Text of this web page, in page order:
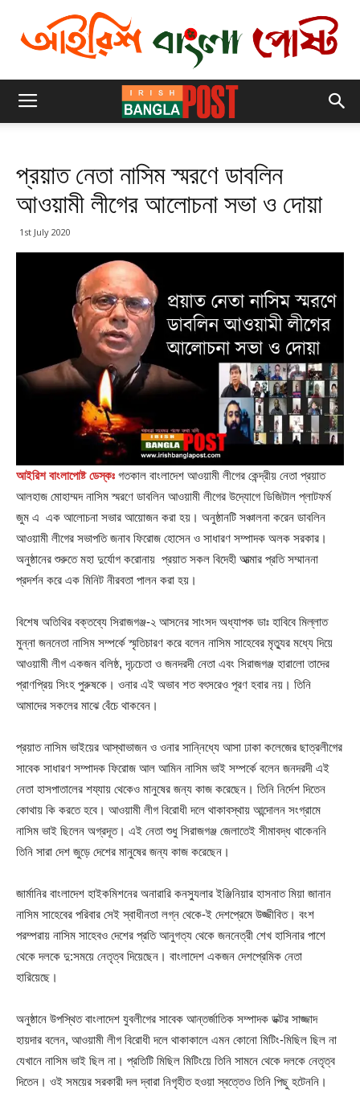
প্রয়াত নেতা নাসিম স্মরণে ডাবলিন
আওয়ামী লীগের আলোচনা সভা ও দোয়া
1st July 2020
আইরিশ বাংলাপোষ্ট ডেস্কঃ গতকাল বাংলাদেশ আওয়ামী লীগের কেন্দ্রীয় নেতা প্রয়াত
আলহাজ মোহাম্মদ নাসিম স্মরণে ডাবলিন আওয়ামী লীগের উদ্যোগে ডিজিটাল প্লাটফর্ম
জুম এ এক আলোচনা সভার আয়োজন করা হয়। অনুষ্ঠানটি সঞ্চালনা করেন ডাবলিন
আওয়ামী লীগের সভাপতি জনাব ফিরোজ হোসেন ও সাধারণ সম্পাদক অলক সরকার।
অনুষ্ঠানের শুরুতে মহা দুর্যোগ করোনায় প্রয়াত সকল বিদেহী আত্মার প্রতি সম্মাননা
প্রদর্শন করে এক মিনিট নীরবতা পালন করা হয়।
বিশেষ অতিথির বক্তব্যে সিরাজগঞ্জ-২ আসনের সাংসদ অধ্যাপক ডাঃ হাবিবে মিল্লাত
মুন্না জননেতা নাসিম সম্পর্কে স্মৃতিচারণ করে বলেন নাসিম সাহেবের মৃত্যুর মধ্যে দিয়ে
আওয়ামী লীগ একজন বলিষ্ঠ, দৃঢ়চেতা ও জনদরদী নেতা এবং সিরাজগঞ্জ হারালো তাদের
প্রাণপ্রিয় সিংহ পুরুষকে। ওনার এই অভাব শত বৎসরেও পূরণ হবার নয়। তিনি
আমাদের সকলের মাঝে বেঁচে থাকবেন।
প্রয়াত নাসিম ভাইয়ের আস্থাভাজন ও ওনার সান্নিধ্যে আসা ঢাকা কলেজের ছাত্রলীগের
সাবেক সাধারণ সম্পাদক ফিরোজ আল আমিন নাসিম ভাই সম্পর্কে বলেন জনদরদী এই
নেতা হাসপাতালের শয্যায় থেকেও মানুষের জন্য কাজ করেছেন। তিনি নির্দেশ দিতেন
কোথায় কি করতে হবে। আওয়ামী লীগ বিরোধী দলে থাকাবস্থায় আন্দোলন সংগ্রামে
নাসিম ভাই ছিলেন অগ্রদূত। এই নেতা শুধু সিরাজগঞ্জ জেলাতেই সীমাবদ্ধ থাকেননি
তিনি সারা দেশ জুড়ে দেশের মানুষের জন্য কাজ করেছেন।
জার্মানির বাংলাদেশ হাইকমিশনের অনারারি কনস্যুলার ইঞ্জিনিয়ার হাসনাত মিয়া জানান
নাসিম সাহেবের পরিবার সেই স্বাধীনতা লগ্ন থেকে-ই দেশপ্রেমে উজ্জীবিত। বংশ
পরম্পরায় নাসিম সাহেবও দেশের প্রতি আনুগত্য থেকে জননেত্রী শেখ হাসিনার পাশে
থেকে দলকে দু:সময়ে নেতৃত্ব দিয়েছেন। বাংলাদেশ একজন দেশপ্রেমিক নেতা
হারিয়েছে।
অনুষ্ঠানে উপস্থিত বাংলাদেশ যুবলীগের সাবেক আন্তর্জাতিক সম্পাদক ডক্টর সাজ্জাদ
হায়দার বলেন, আওয়ামী লীগ বিরোধী দলে থাকাকালে এমন কোনো মিটিং-মিছিল ছিল না
যেখানে নাসিম ভাই ছিল না। প্রতিটি মিছিল মিটিংয়ে তিনি সামনে থেকে দলকে নেতৃত্ব
দিতেন। ওই সময়ের সরকারী দল দ্বারা নিগৃহীত হওয়া স্বত্তেও তিনি পিছু হটেননি।